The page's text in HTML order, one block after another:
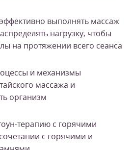
выполнять массаж
нагрузку, чтобы
на протяжении всего сеанса
и механизмы
массажа и
организм
терапию с горячими
с горячими и